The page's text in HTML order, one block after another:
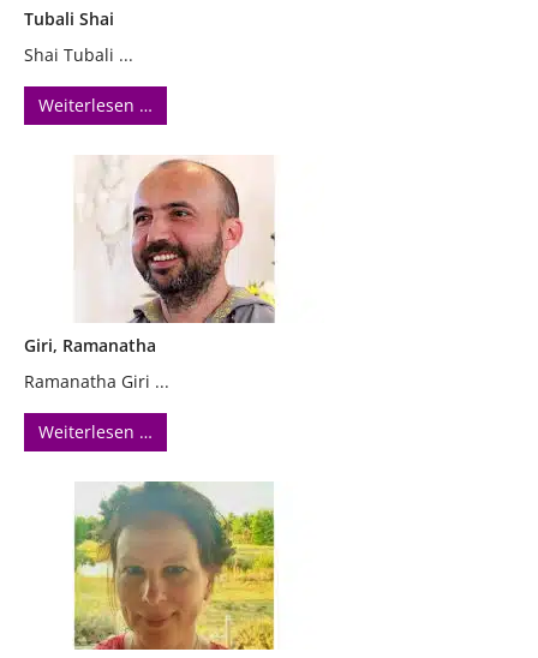
Tubali Shai
Shai Tubali ...
Weiterlesen …
Giri, Ramanatha
Ramanatha Giri ...
Weiterlesen …